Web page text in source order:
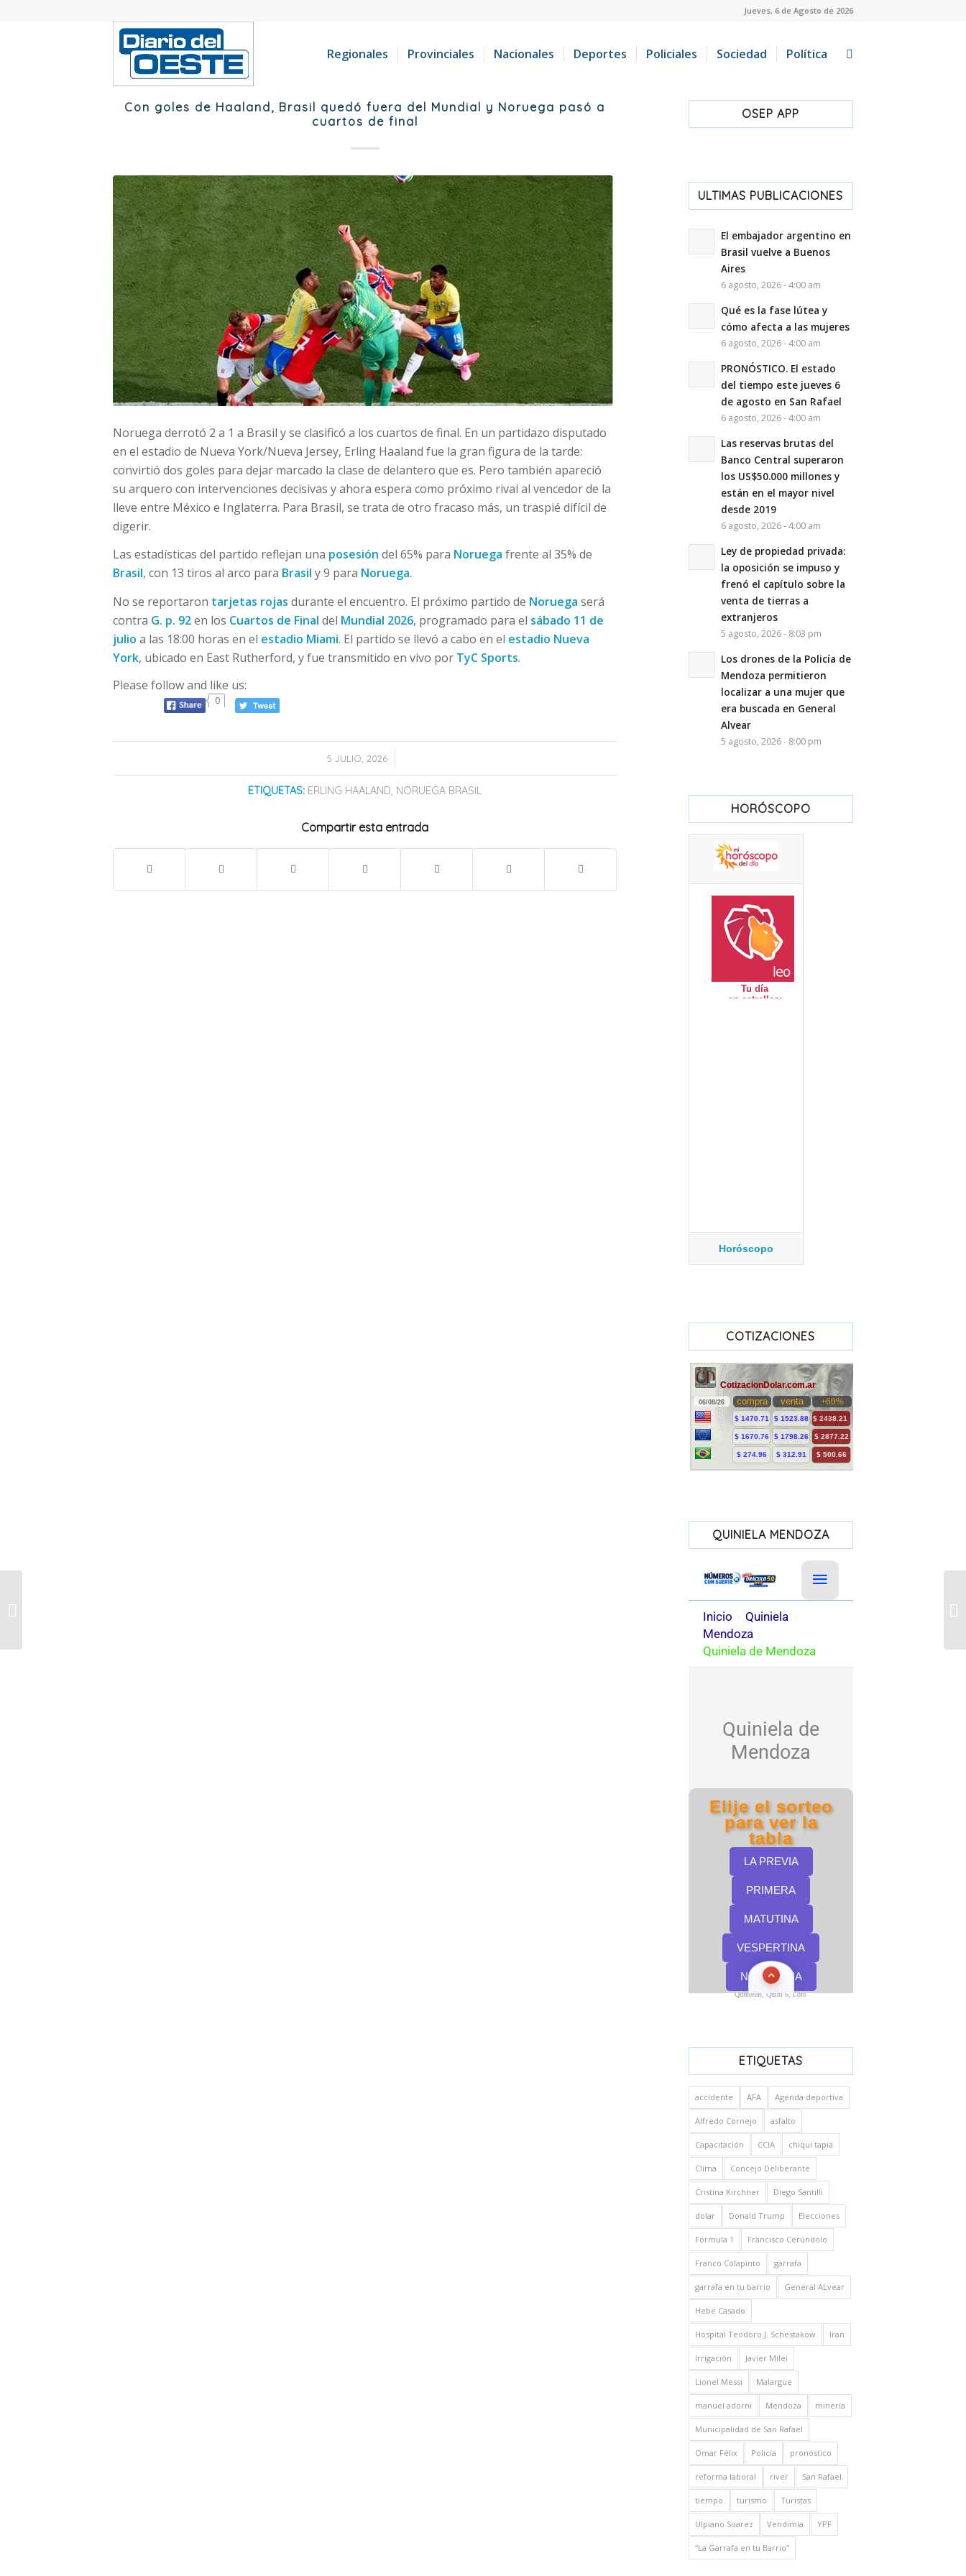
Jueves, 6 de Agosto de 2026
Regionales Provinciales Nacionales Deportes Policiales Sociedad Política
Con goles de Haaland, Brasil quedó fuera del Mundial y Noruega pasó a
cuartos de final
Noruega derrotó 2 a 1 a Brasil y se clasificó a los cuartos de final. En un partidazo disputado
en el estadio de Nueva York/Nueva Jersey, Erling Haaland fue la gran figura de la tarde:
convirtió dos goles para dejar marcado la clase de delantero que es. Pero también apareció
su arquero con intervenciones decisivas y ahora espera como próximo rival al vencedor de la
lleve entre México e Inglaterra. Para Brasil, se trata de otro fracaso más, un traspié difícil de
digerir.
Las estadísticas del partido reflejan una posesión del 65% para Noruega frente al 35% de
Brasil, con 13 tiros al arco para Brasil y 9 para Noruega.
No se reportaron tarjetas rojas durante el encuentro. El próximo partido de Noruega será
contra G. p. 92en los Cuartos de Final del Mundial 2026, programado para el sábado 11 de
julio a las 18:00 horas en el estadio Miami. El partido se llevó a cabo en el estadio Nueva
York, ubicado en East Rutherford, y fue transmitido en vivo por TyC Sports.
Please follow and like us:
0
5 JULIO, 2026
/
ETIQUETAS: ERLING HAALAND, NORUEGA BRASIL
Compartir esta entrada
OSEP APP
ULTIMAS PUBLICACIONES
El embajador argentino en
Brasil vuelve a Buenos
Aires
6 agosto, 2026 - 4:00 am
Qué es la fase lútea y
cómo afecta a las mujeres
6 agosto, 2026 - 4:00 am
PRONÓSTICO. El estado
del tiempo este jueves 6
de agosto en San Rafael
6 agosto, 2026 - 4:00 am
Las reservas brutas del
Banco Central superaron
los US$50.000 millones y
están en el mayor nivel
desde 2019
6 agosto, 2026 - 4:00 am
Ley de propiedad privada:
la oposición se impuso y
frenó el capítulo sobre la
venta de tierras a
extranjeros
5 agosto, 2026 - 8:03 pm
Los drones de la Policía de
Mendoza permitieron
localizar a una mujer que
era buscada en General
Alvear
5 agosto, 2026 - 8:00 pm
HORÓSCOPO
Horóscopo
COTIZACIONES
QUINIELA MENDOZA
Quinielas, Quini 6, Loto
ETIQUETAS
accidente AFA Agenda deportiva
Alfredo Cornejo asfalto
Capacitación CCIA chiqui tapia
Clima Concejo Deliberante
Cristina Kirchner Diego Santilli
dolar Donald Trump Elecciones
Formula 1 Francisco Cerúndolo
Franco Colapinto garrafa
garrafa en tu barrio General ALvear
Hebe Casado
Hospital Teodoro J. Schestakow Iran
Irrigación Javier Milei
Lionel Messi Malargüe
manuel adorni Mendoza minería
Municipalidad de San Rafael
Omar Félix Policía pronóstico
reforma laboral river San Rafael
tiempo turismo Turistas
Ulpiano Suarez Vendimia YPF
“La Garrafa en tu Barrio”